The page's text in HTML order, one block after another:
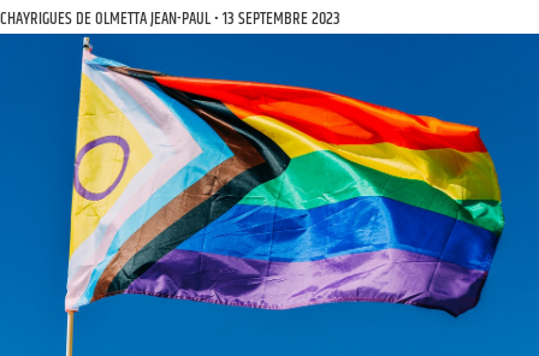
CHAYRIGUES DE OLMETTA JEAN-PAUL 13 SEPTEMBRE 2023